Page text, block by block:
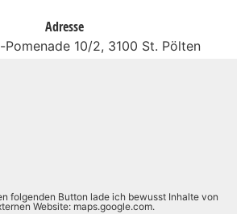
Adresse
Pomenade 10/2, 3100 St. Pölten
folgenden Button lade ich bewusst Inhalte von
Website: maps.google.com.